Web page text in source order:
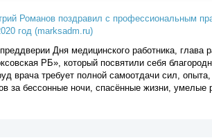
Дня медицинского работника,
РБ», который посвятили себя
врача требует полной самоотдачи сил,
за бессонные ночи, спасённые жизни, умелые